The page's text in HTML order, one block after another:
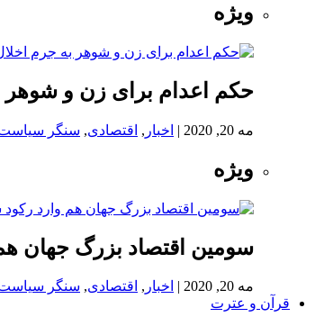
ویژه
حکم اعدام برای زن و شوهر
مه 20, 2020 | اخبار , اقتصادی, سنگر
ویژه
سومین اقتصاد بزرگ جهان
مه 20, 2020 | اخبار , اقتصادی, سنگر
قرآن و عترت